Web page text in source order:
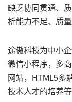
缺乏协同贯通、
析能力不足、质
途傲科技为中小
微信小程序，多
网站，HTML5多
技术人才的培养